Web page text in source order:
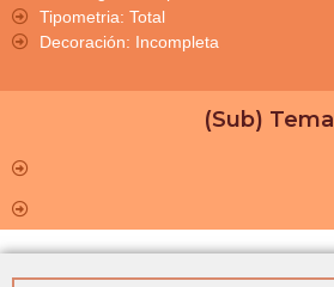
Tipometria: Total
Decoración: Incompleta
(Sub) Tema